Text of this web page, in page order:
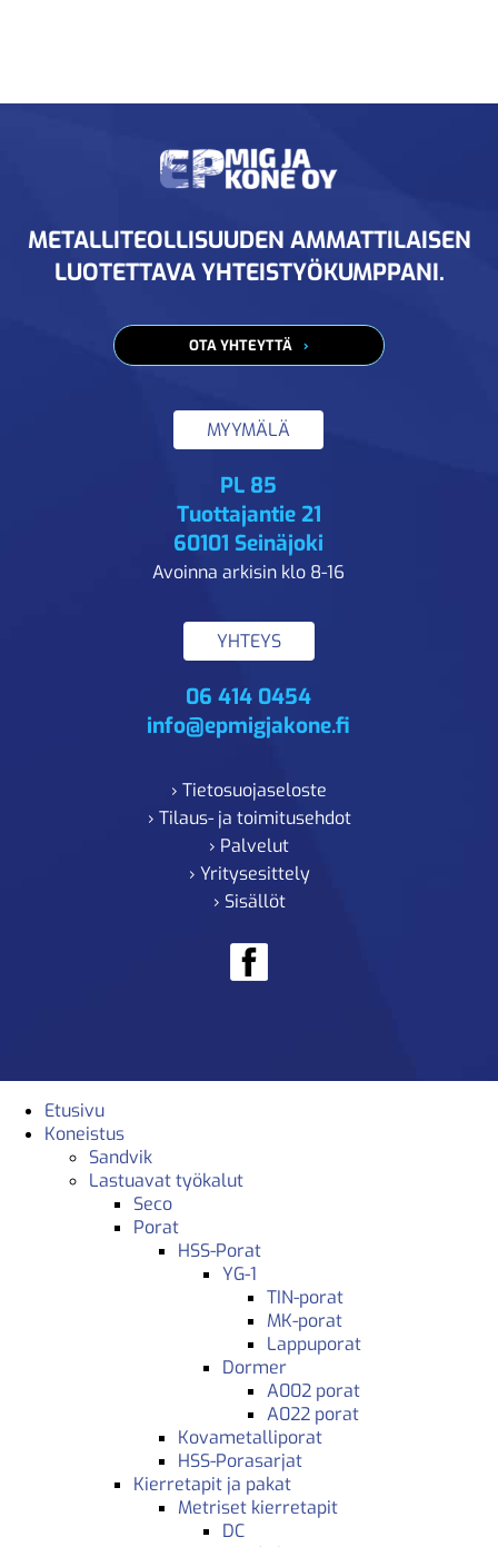
METALLITEOLLISUUDEN AMMATTILAISEN
LUOTETTAVA YHTEISTYÖKUMPPANI.
OTA YHTEYTTÄ
MYYMÄLÄ
PL 85
Tuottajantie 21
60101 Seinäjoki
Avoinna arkisin klo 8-16
YHTEYS
06 414 0454
info@epmigjakone.fi
› Tietosuojaseloste
› Tilaus- ja toimitusehdot
› Palvelut
› Yritysesittely
› Sisällöt
Etusivu
Koneistus
Sandvik
Lastuavat työkalut
Seco
Porat
HSS-Porat
YG-1
TIN-porat
MK-porat
Lappuporat
Dormer
A002 porat
A022 porat
Kovametalliporat
HSS-Porasarjat
Kierretapit ja pakat
Metriset kierretapit
DC